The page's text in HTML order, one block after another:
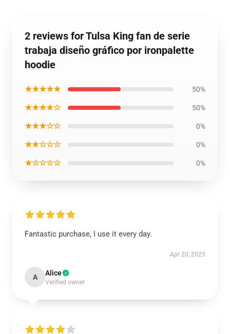
2 reviews for Tulsa King fan de serie
trabaja diseño gráfico por ironpalette
hoodie
★★★★★ 50%
★★★★☆ 50%
★★★☆☆ 0%
★★☆☆☆ 0%
★☆☆☆☆ 0%
Fantastic purchase, I use it every day.
Apr 20, 2025
A Alice
Verified owner